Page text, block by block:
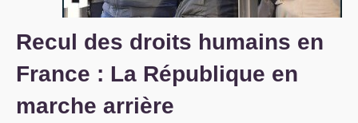
Recul des droits humains en
France : La République en
marche arrière